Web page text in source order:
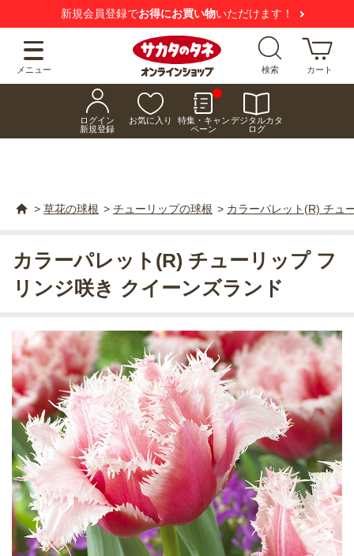
新規会員登録でお得にお買い物いただけます！
メニュー 検索 カート
ログイン
新規登録
お気に入り
特集・キャン
ペーン
デジタルカタ
ログ
> 草花の球根 > チューリップの球根 > カラーパレット(R) チュ
カラーパレット(R) チューリップ フ
リンジ咲き クイーンズランド